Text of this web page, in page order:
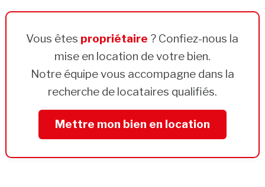
Vous êtes propriétaire ? Confiez-nous la
mise en location de votre bien.
Notre équipe vous accompagne dans la
recherche de locataires qualifiés.
Mettre mon bien en location